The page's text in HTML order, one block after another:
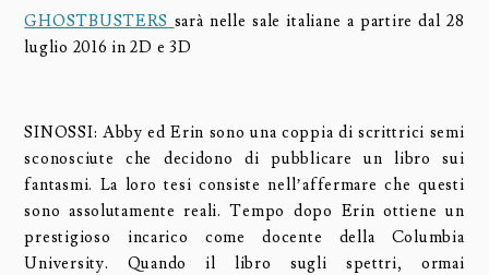
GHOSTBUSTERS sarà nelle sale italiane a partire dal 28
luglio 2016 in 2D e 3D
SINOSSI: Abby ed Erin sono una coppia di scrittrici semi
sconosciute che decidono di pubblicare un libro sui
fantasmi. La loro tesi consiste nell’affermare che questi
sono assolutamente reali. Tempo dopo Erin ottiene un
prestigioso incarico come docente della Columbia
University. Quando il libro sugli spettri, ormai